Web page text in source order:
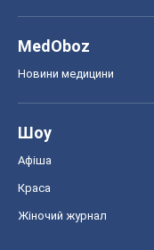
MedOboz
Новини медицини
Шоу
Афіша
Краса
Жіночий журнал